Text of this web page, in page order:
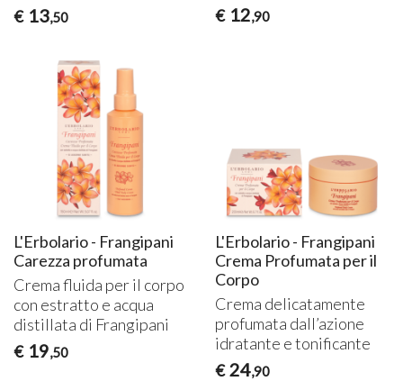
€ 13,50
€ 12,90
L'Erbolario - Frangipani
Carezza profumata
Crema fluida per il corpo
con estratto e acqua
distillata di Frangipani
€ 19,50
L'Erbolario - Frangipani
Crema Profumata per il
Corpo
Crema delicatamente
profumata dall’azione
idratante e tonificante
€ 24,90